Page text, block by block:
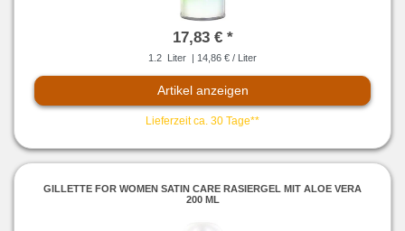
17,83 € *
1.2 Liter | 14,86 € / Liter
Artikel anzeigen
Lieferzeit ca. 30 Tage**
GILLETTE FOR WOMEN SATIN CARE RASIERGEL MIT ALOE VERA
200 ML